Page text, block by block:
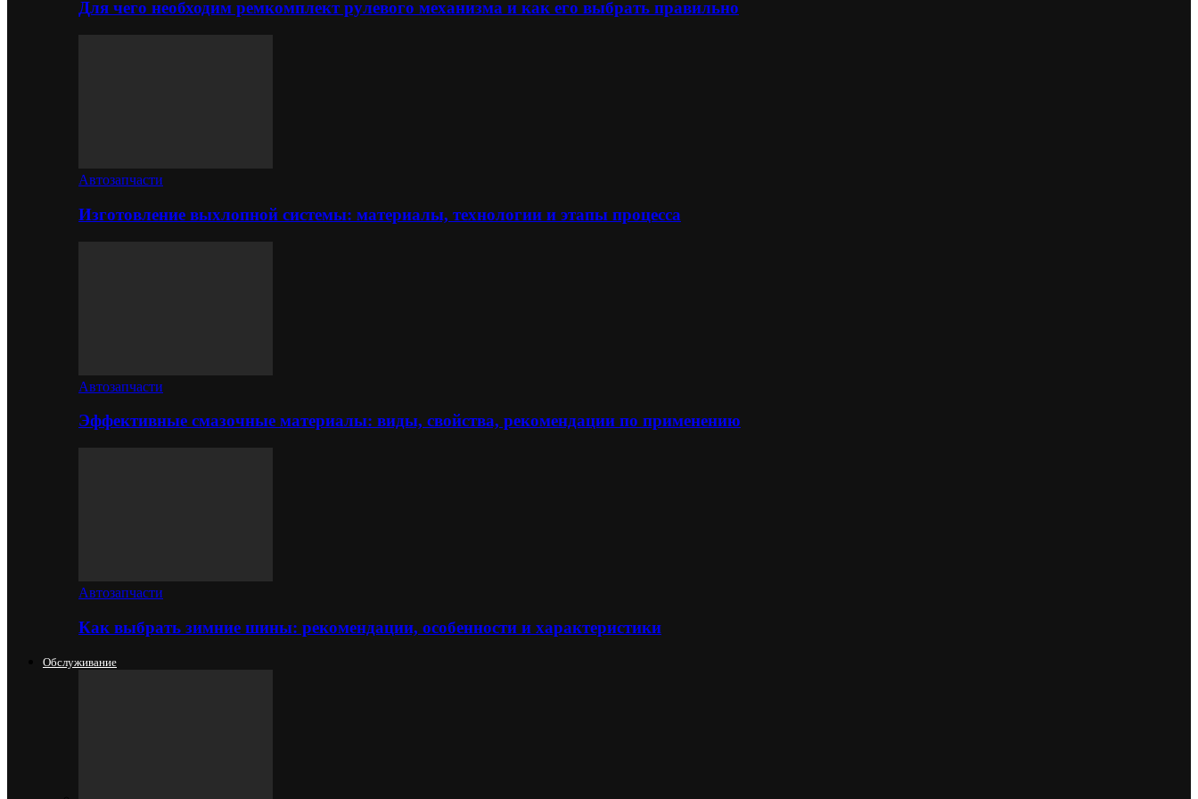
Для чего необходим ремкомплект рулевого механизма и как его выбрать правильно
Автозапчасти
Изготовление выхлопной системы: материалы, технологии и этапы процесса
Автозапчасти
Эффективные смазочные материалы: виды, свойства, рекомендации по применению
Автозапчасти
Как выбрать зимние шины: рекомендации, особенности и характеристики
Обслуживание